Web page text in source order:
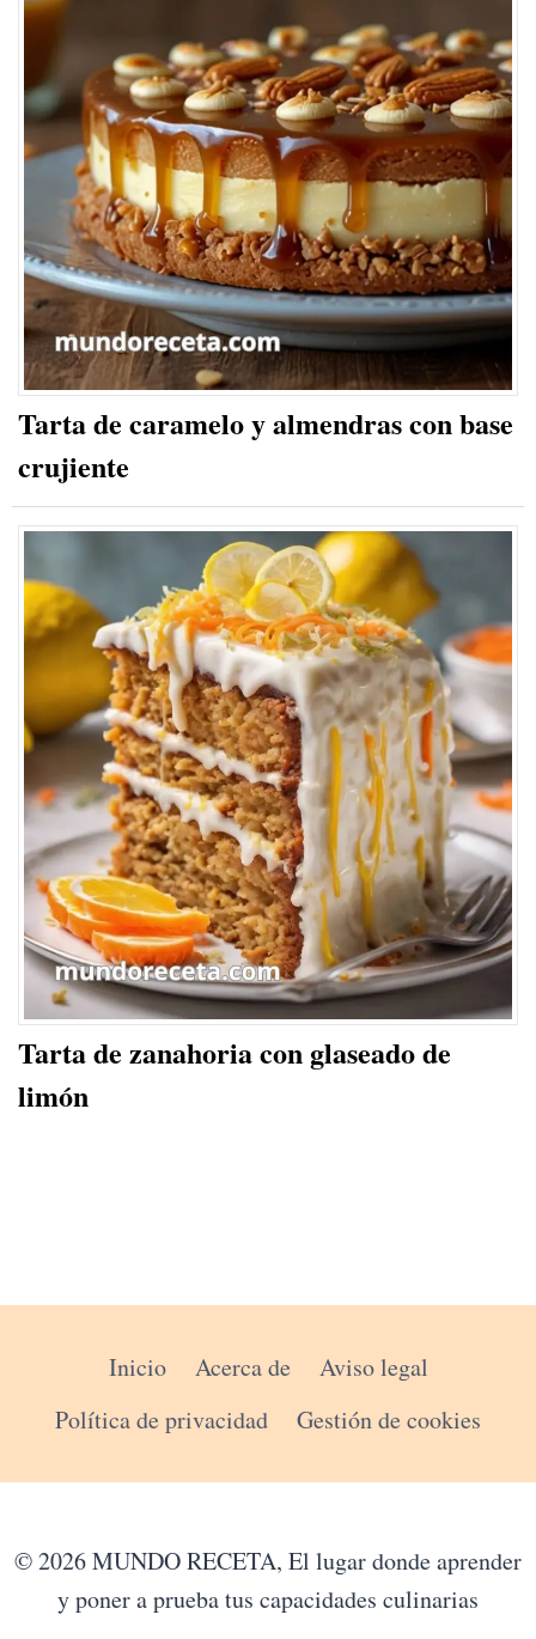
Tarta de caramelo y almendras con base
crujiente
Tarta de zanahoria con glaseado de
limón
Inicio Acerca de
Aviso legal
Política de privacidad
Gestión de cookies
© 2026 MUNDO RECETA, El lugar donde aprender
y poner a prueba tus capacidades culinarias